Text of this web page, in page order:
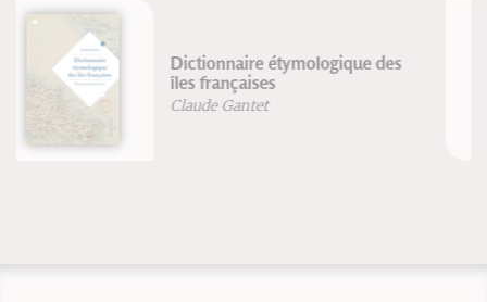
Intelligence artificielle : la réalité
& le mythe
Alain Bretto